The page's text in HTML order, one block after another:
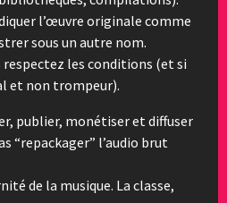
l’œuvre originale comme
sous un autre nom.
respectez les conditions (et si
et non trompeur).
publier, monétiser et diffuser
“repackager” l’audio brut
de la musique. La classe,